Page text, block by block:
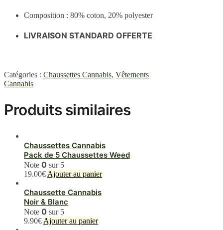
Composition : 80% coton, 20% polyester
LIVRAISON STANDARD OFFERTE
Catégories : Chaussettes Cannabis, Vêtements
Cannabis
Produits similaires
Chaussettes Cannabis
Pack de 5 Chaussettes Weed
Note 0 sur 5
19.00€ Ajouter au panier
Chaussette Cannabis
Noir & Blanc
Note 0 sur 5
9.90€ Ajouter au panier